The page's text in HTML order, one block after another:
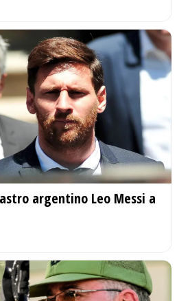
argentino Leo Messi a